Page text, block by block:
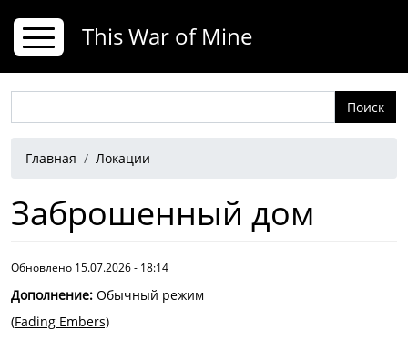
This War of Mine
Строка навигации
Главная Локации
Заброшенный дом
Обновлено 15.07.2026 - 18:14
Дополнение: Обычный режим
(Fading Embers)